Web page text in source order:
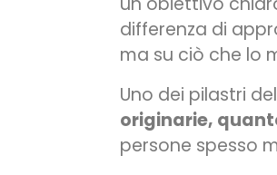
differenza di
ma su ciò che lo
Uno dei pilastri
originarie,
persone spesso